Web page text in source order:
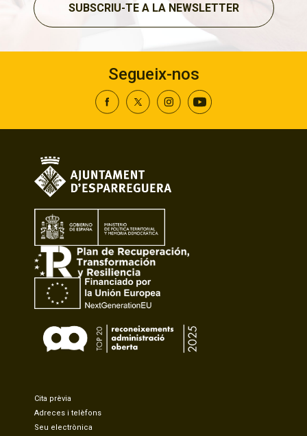
SUBSCRIU-TE A LA NEWSLETTER
Segueix-nos
Cita prèvia
Adreces i telèfons
Seu electrònica